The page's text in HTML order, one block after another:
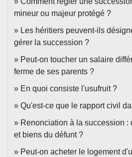
mineur ou majeur protégé ?
Les héritiers peuvent-ils
gérer la succession ?
Peut-on toucher un salaire
ferme de ses parents ?
En quoi consiste l'usufruit ?
Qu'est-ce que le rapport civil
Renonciation à la succession :
et biens du défunt ?
Peut-on acheter le logement